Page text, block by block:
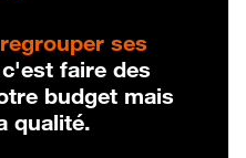
regrouper ses
c'est faire des
budget mais
qualité.